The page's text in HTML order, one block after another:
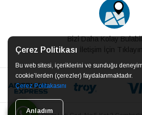
Çerez Politikası
Bu web sitesi, içeriklerini ve sunduğu
cookie’lerden (çerezler) faydalanmaktadır.
Çerez Politakasını
Anladım
Bizi Daha Kolay
İletişim İçin